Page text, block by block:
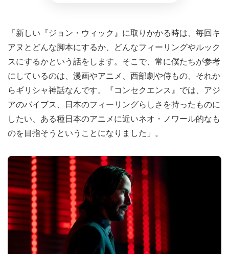
「新しい『ジョン・ウィック』に取りかかる時は、毎回キ
アヌとどんな脚本にするか、どんなフィーリングやルック
スにするかという話をします。そこで、常に僕たちが参考
にしているのは、漫画やアニメ、西部劇や侍もの、それか
らギリシャ神話なんです。『コンセクエンス』では、アジ
アのバイブス、日本のフィーリングらしさを持ったものに
したい、ある種日本のアニメに近いネオ・ノワール的なも
のを目指そうということになりました」。